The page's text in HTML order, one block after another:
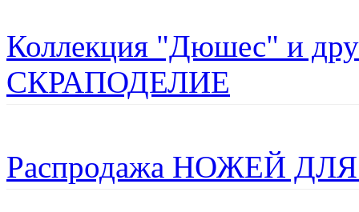
Коллекция "Дюшес" и
СКРАПОДЕЛИЕ
Распродажа НОЖЕЙ